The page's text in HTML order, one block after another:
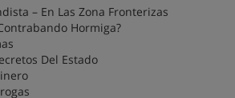
– En Las Zona Fronterizas
Hormiga?
Del Estado